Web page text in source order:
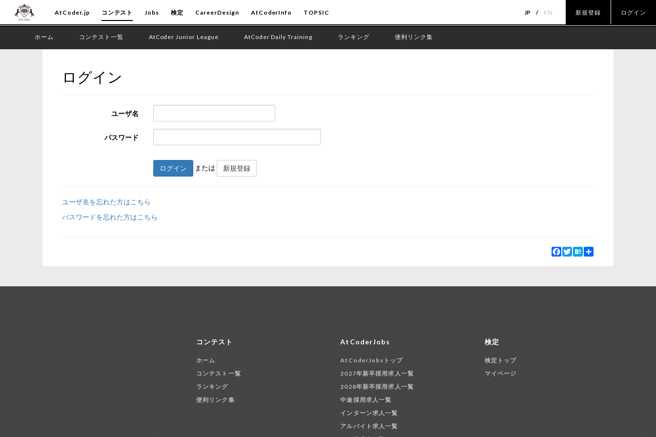
AtCoder.jp コンテスト Jobs 検定 CareerDesign AtCoderInfo TOPSIC JP EN 新規登録 ログイン
ホーム コンテスト一覧 AtCoder Junior League AtCoder Daily Training ランキング 便利リンク集
ログイン
ユーザ名
パスワード
ログイン または 新規登録
ユーザ名を忘れた方はこちら
パスワードを忘れた方はこちら
Facebook
Twitter
Hatena
コンテスト
ホーム
コンテスト一覧
ランキング
便利リンク集
AtCoderJobs
AtCoderJobsトップ
2027年新卒採用求人一覧
2028年新卒採用求人一覧
中途採用求人一覧
インターン求人一覧
アルバイト求人一覧
検定
検定トップ
マイページ